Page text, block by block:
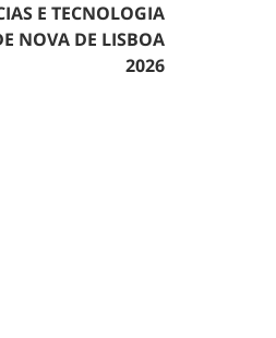
E TECNOLOGIA
NOVA DE LISBOA
2026